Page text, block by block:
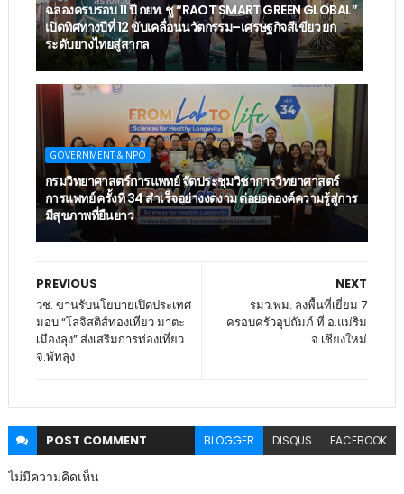
ฉลองครบรอบ 11 ปี กยท. ชู “RAOT SMART GREEN GLOBAL”
เปิดทิศทางปีที่ 12 ขับเคลื่อนนวัตกรรม–เศรษฐกิจสีเขียว ยก
ระดับยางไทยสู่สากล
GOVERNMENT & NPO
กรมวิทยาศาสตร์การแพทย์ จัดประชุมวิชาการวิทยาศาสตร์
การแพทย์ ครั้งที่ 34 สำเร็จอย่างงดงาม ต่อยอดองค์ความรู้สู่การ
มีสุขภาพที่ยืนยาว
NEXT
รมว.พม. ลงพื้นที่เยี่ยม 7
ครอบครัวอุปถัมภ์ ที่ อ.แม่ริม
จ.เชียงใหม่
PREVIOUS
วช. ขานรับนโยบายเปิดประเทศ
มอบ “โลจิสติส์ท่องเที่ยว มาตะ
เมืองลุง” ส่งเสริมการท่องเที่ยว
จ.พัทลุง
POST COMMENT BLOGGER DISQUS FACEBOOK
ไม่มีความคิดเห็น